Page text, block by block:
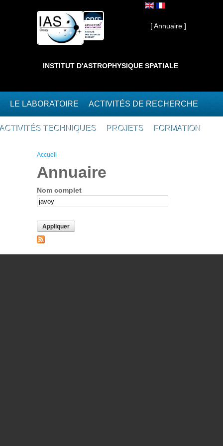
Interne ]
[ Annuaire ]
INSTITUT D'ASTROPHYSIQUE SPATIALE
LE LABORATOIRE ACTIVITÉS DE RECHERCHE
ACTIVITÉS TECHNIQUES PROJETS FORMATION
Vous êtes ici
Accueil
Annuaire
Nom complet